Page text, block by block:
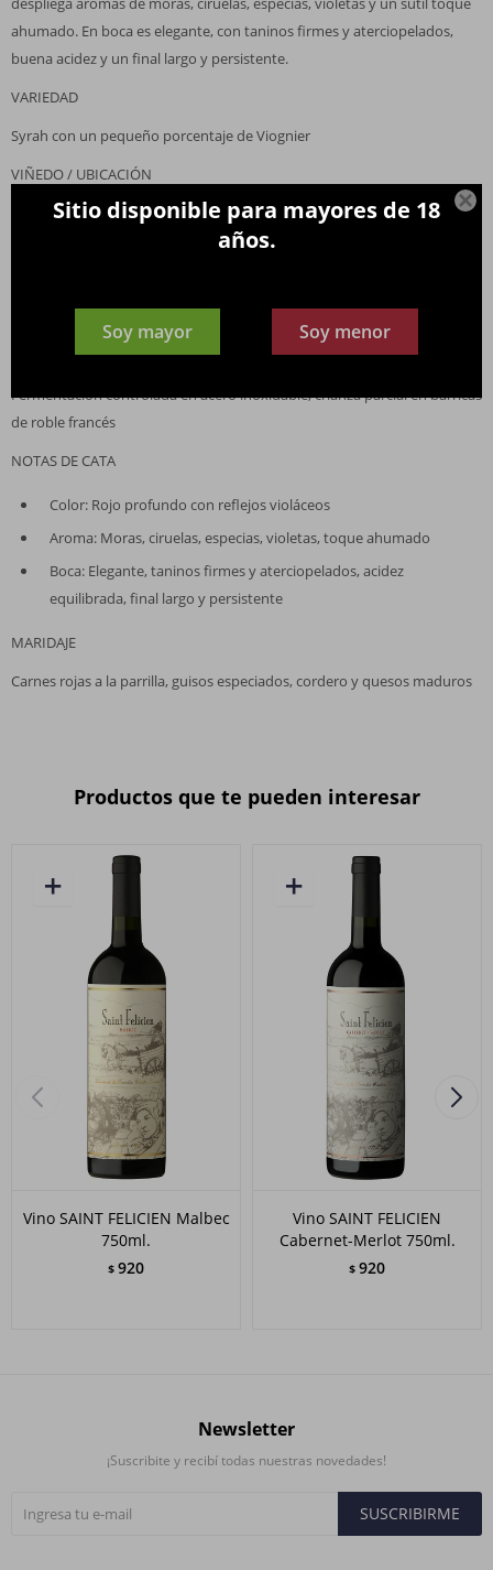

Sitio disponible para mayores de 18
años.
Soy mayor Soy menor
ahumado. En boca es elegante, con taninos firmes y aterciopelados,
buena acidez y un final largo y persistente.
VARIEDAD
Syrah con un pequeño porcentaje de Viognier
VIÑEDO / UBICACIÓN
Languedoc, Francia; viñedos seleccionados en suelos de arcilla y grava
VINIFICACIÓN / CRIANZA
Fermentación controlada en acero inoxidable; crianza parcial en barricas
de roble francés
NOTAS DE CATA
Color: Rojo profundo con reflejos violáceos
Aroma: Moras, ciruelas, especias, violetas, toque ahumado
Boca: Elegante, taninos firmes y aterciopelados, acidez
equilibrada, final largo y persistente
MARIDAJE
Carnes rojas a la parrilla, guisos especiados, cordero y quesos maduros
Productos que te pueden interesar
Vino SAINT FELICIEN Malbec
750ml.
$ 920
Vino SAINT FELICIEN
Cabernet-Merlot 750ml.
$ 920
Newsletter
¡Suscribite y recibí todas nuestras novedades!
SUSCRIBIRME